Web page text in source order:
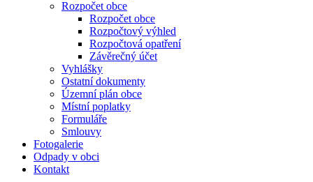
Rozpočet obce
Rozpočet obce
Rozpočtový výhled
Rozpočtová opatření
Závěrečný účet
Vyhlášky
Ostatní dokumenty
Územní plán obce
Místní poplatky
Formuláře
Smlouvy
Fotogalerie
Odpady v obci
Kontakt